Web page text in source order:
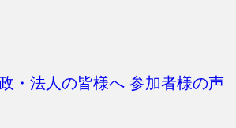
・法人の皆様へ 参加者様の声